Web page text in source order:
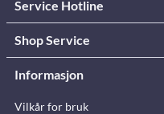
Service Hotline
Shop Service
Informasjon
Vilkår for bruk